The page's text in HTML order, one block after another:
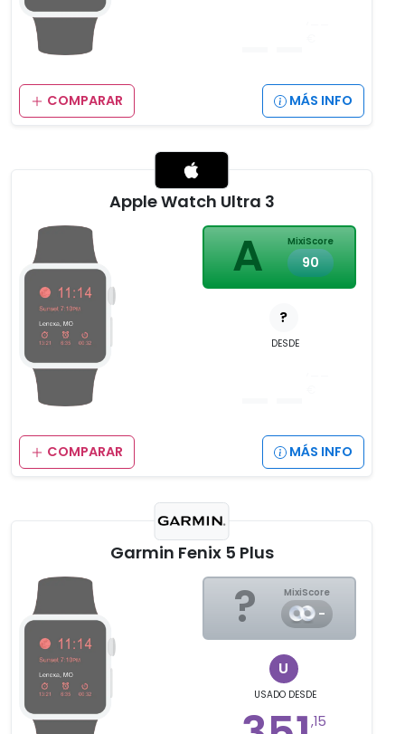
COMPARAR MÁS INFO
Apple Watch Ultra 3
A MixiScore
90
?
DESDE
COMPARAR MÁS INFO
Garmin Fenix 5 Plus
? MixiScore
-
U
USADO DESDE
,15